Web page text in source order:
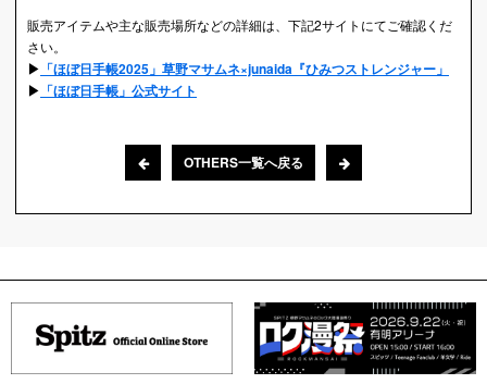
販売アイテムや主な販売場所などの詳細は、下記2サイトにてご確認くだ
さい。
▶︎ 「ほぼ日手帳2025」草野マサムネ×junaida『ひみつストレンジャー」
▶︎ 「ほぼ日手帳」公式サイト
OTHERS一覧へ戻る